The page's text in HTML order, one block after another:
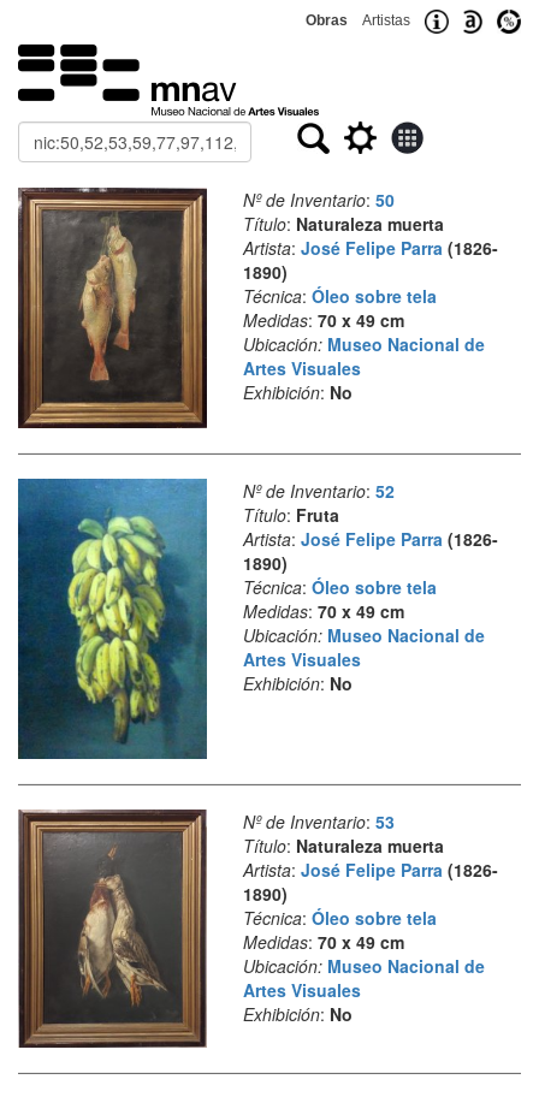
Obras Artistas
Buscar
Nº de Inventario: 50
Título: Naturaleza muerta
Artista: José Felipe Parra(1826-
1890)
Técnica: Óleo sobre tela
Medidas: 70 x 49 cm
Ubicación: Museo Nacional de
Artes Visuales
Exhibición: No
Nº de Inventario: 52
Título: Fruta
Artista: José Felipe Parra (1826-
1890)
Técnica: Óleo sobre tela
Medidas: 70 x 49 cm
Ubicación: Museo Nacional de
Artes Visuales
Exhibición: No
Nº de Inventario: 53
Título: Naturaleza muerta
Artista: José Felipe Parra(1826-
1890)
Técnica: Óleo sobre tela
Medidas: 70 x 49 cm
Ubicación: Museo Nacional de
Artes Visuales
Exhibición: No